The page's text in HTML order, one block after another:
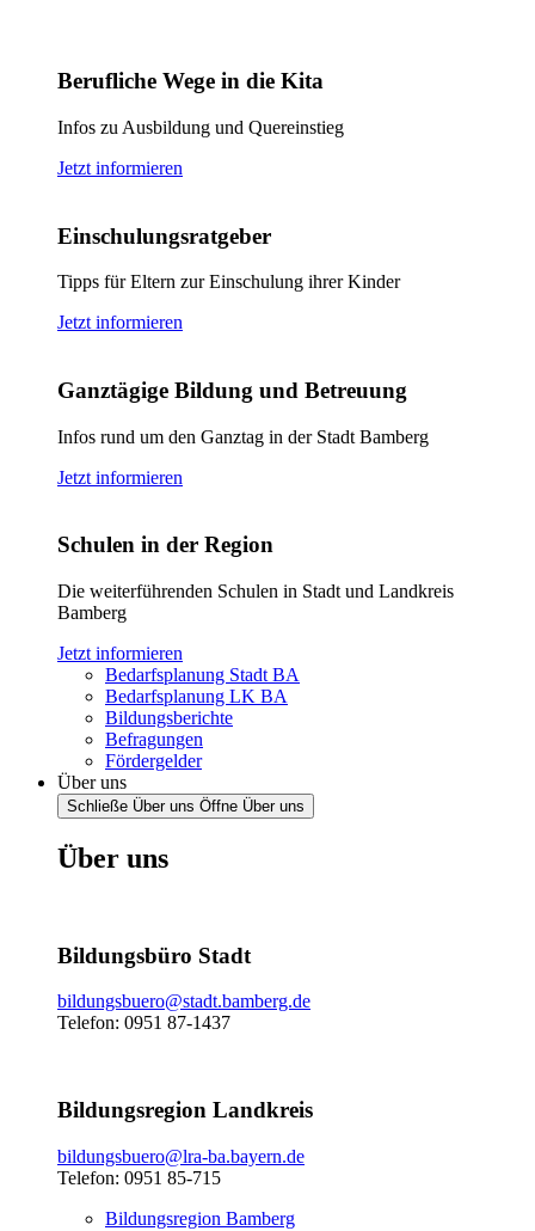
Berufliche Wege in die Kita
Infos zu Ausbildung und Quereinstieg
Jetzt informieren
Einschulungsratgeber
Tipps für Eltern zur Einschulung ihrer Kinder
Jetzt informieren
Ganztägige Bildung und Betreuung
Infos rund um den Ganztag in der Stadt Bamberg
Jetzt informieren
Schulen in der Region
Die weiterführenden Schulen in Stadt und Landkreis
Bamberg
Jetzt informieren
Bedarfsplanung Stadt BA
Bedarfsplanung LK BA
Bildungsberichte
Befragungen
Fördergelder
Über uns
Schließe Über uns Öffne Über uns
Über uns
Bildungsbüro Stadt
bildungsbuero@stadt.bamberg.de
Telefon: 0951 87-1437
Bildungsregion Landkreis
bildungsbuero@lra-ba.bayern.de
Telefon: 0951 85-715
Bildungsregion Bamberg